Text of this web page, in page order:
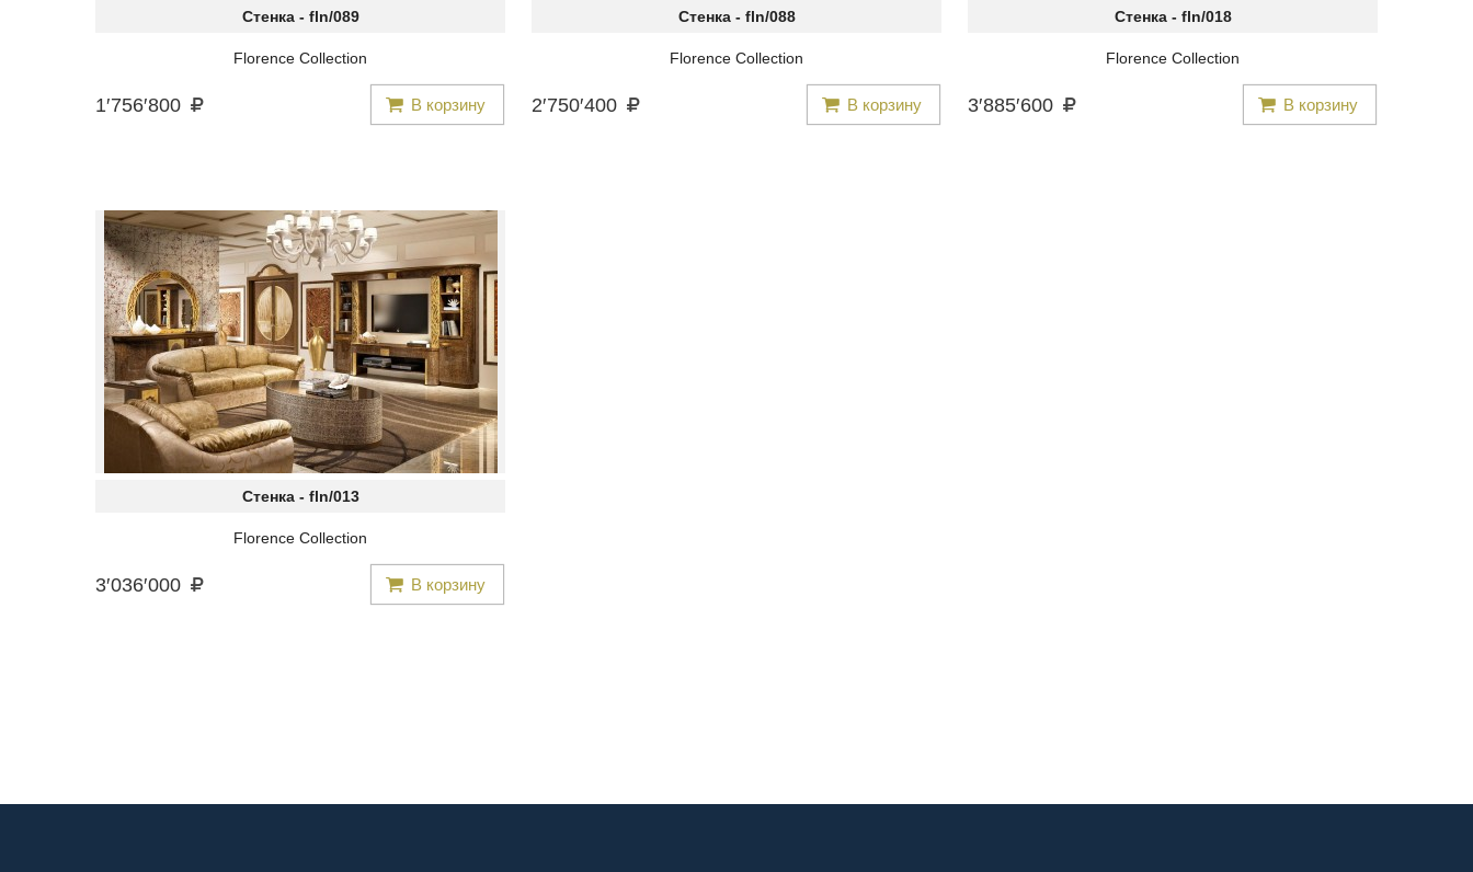
Стенка - fln/089
Florence Collection
1′756′800 В корзину
Стенка - fln/088
Florence Collection
2′750′400 В корзину
Стенка - fln/018
Florence Collection
3′885′600 В корзину
Стенка - fln/013
Florence Collection
3′036′000 В корзину